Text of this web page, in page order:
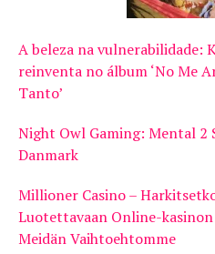
A beleza na vulnerabilidade:
reinventa no álbum ‘No Me
Tanto’
Night Owl Gaming: Mental
Danmark
Millioner Casino –
Luotettavaan Online-kasinon
Meidän Vaihtoehtomme